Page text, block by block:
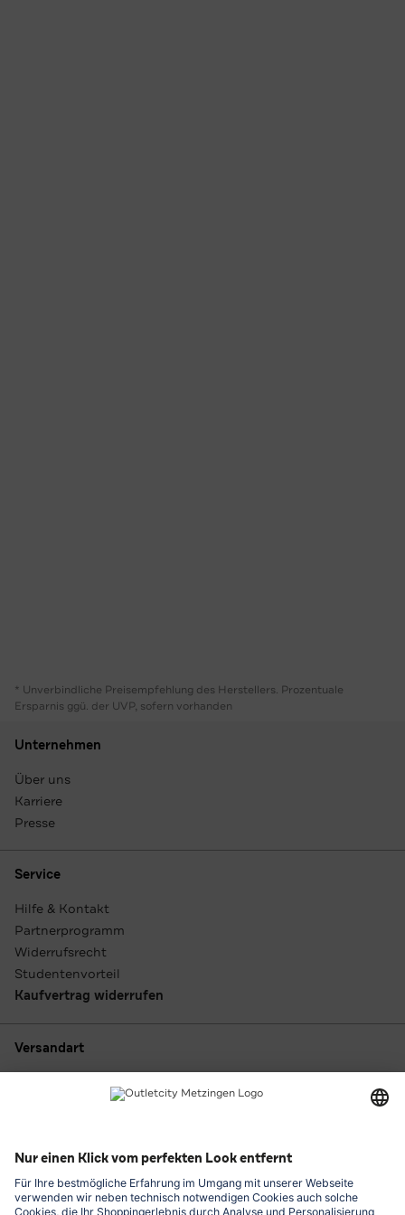
* Unverbindliche Preisempfehlung des Herstellers. Prozentuale
Ersparnis ggü. der UVP, sofern vorhanden
Unternehmen
Über uns
Karriere
Presse
Service
Hilfe & Kontakt
Partnerprogramm
Widerrufsrecht
Studentenvorteil
Kaufvertrag widerrufen
Versandart